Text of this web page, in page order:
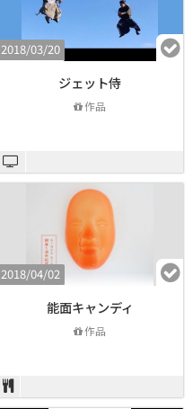
2018/03/20
ジェット侍
作品
2018/04/02
能面キャンディ
作品